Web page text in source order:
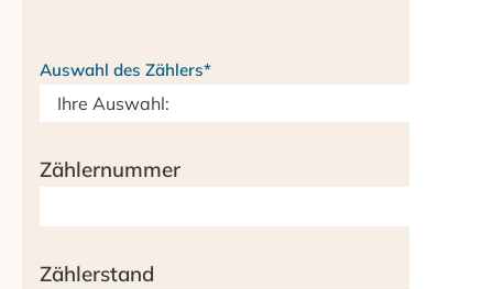
Auswahl des Zählers*
Zählernummer
Zählerstand